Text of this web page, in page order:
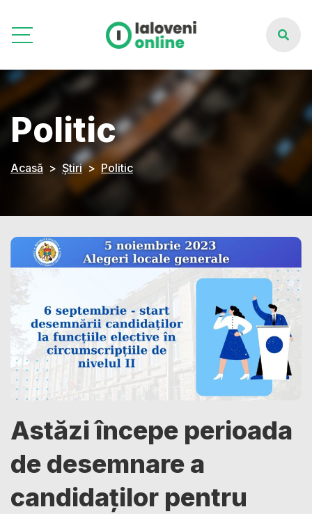
Politic
Acasă Știri Politic
Astăzi începe perioada
de desemnare a
candidaților pentru